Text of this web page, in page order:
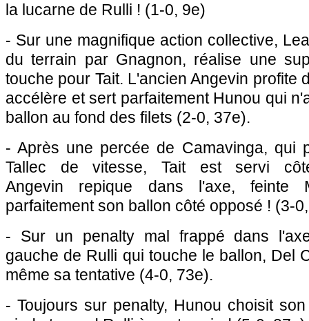
la lucarne de Rulli ! (1-0, 9e)
- Sur une magnifique action collective,
du terrain par Gnagnon, réalise une
touche pour Tait. L'ancien Angevin profite
accélère et sert parfaitement Hunou qui
ballon au fond des filets (2-0, 37e).
- Après une percée de Camavinga, qui
Tallec de vitesse, Tait est servi
Angevin repique dans l'axe, feinte
parfaitement son ballon côté opposé ! (3-
- Sur un penalty mal frappé dans
gauche de Rulli qui touche le ballon, Del
même sa tentative (4-0, 73e).
- Toujours sur penalty, Hunou choisit